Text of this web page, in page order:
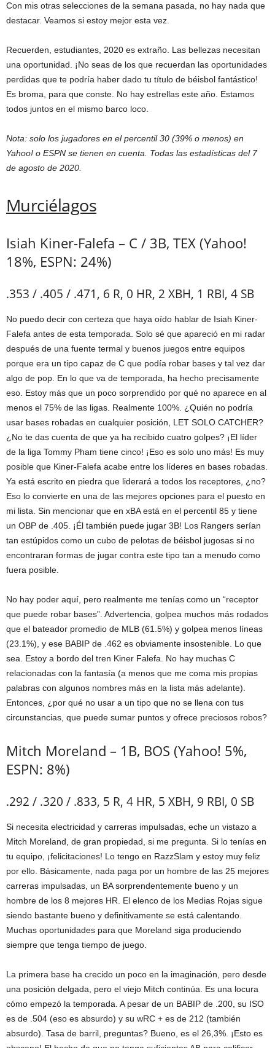
Con mis otras selecciones de la semana pasada, no hay nada que
destacar. Veamos si estoy mejor esta vez.
Recuerden, estudiantes, 2020 es extraño. Las bellezas necesitan
una oportunidad. ¡No seas de los que recuerdan las oportunidades
perdidas que te podría haber dado tu título de béisbol fantástico!
Es broma, para que conste. No hay estrellas este año. Estamos
todos juntos en el mismo barco loco.
Nota: solo los jugadores en el percentil 30 (39% o menos) en
Yahoo! o ESPN se tienen en cuenta. Todas las estadísticas del 7
de agosto de 2020.
Murciélagos
Isiah Kiner-Falefa – C / 3B, TEX (Yahoo!
18%, ESPN: 24%)
.353 / .405 / .471, 6 R, 0 HR, 2 XBH, 1 RBI, 4 SB
No puedo decir con certeza que haya oído hablar de Isiah Kiner-
Falefa antes de esta temporada. Solo sé que apareció en mi radar
después de una fuente termal y buenos juegos entre equipos
porque era un tipo capaz de C que podía robar bases y tal vez dar
algo de pop. En lo que va de temporada, ha hecho precisamente
eso. Estoy más que un poco sorprendido por qué no aparece en al
menos el 75% de las ligas. Realmente 100%. ¿Quién no podría
usar bases robadas en cualquier posición, LET SOLO CATCHER?
¿No te das cuenta de que ya ha recibido cuatro golpes? ¡El líder
de la liga Tommy Pham tiene cinco! ¡Eso es solo uno más! Es muy
posible que Kiner-Falefa acabe entre los líderes en bases robadas.
Ya está escrito en piedra que liderará a todos los receptores, ¿no?
Eso lo convierte en una de las mejores opciones para el puesto en
mi lista. Sin mencionar que en xBA está en el percentil 85 y tiene
un OBP de .405. ¡Él también puede jugar 3B! Los Rangers serían
tan estúpidos como un cubo de pelotas de béisbol jugosas si no
encontraran formas de jugar contra este tipo tan a menudo como
fuera posible.
No hay poder aquí, pero realmente me tenías como un “receptor
que puede robar bases”. Advertencia, golpea muchos más rodados
que el bateador promedio de MLB (61.5%) y golpea menos líneas
(23.1%), y ese BABIP de .462 es obviamente insostenible. Lo que
sea. Estoy a bordo del tren Kiner Falefa. No hay muchas C
relacionadas con la fantasía (a menos que me coma mis propias
palabras con algunos nombres más en la lista más adelante).
Entonces, ¿por qué no usar a un tipo que no se llena con tus
circunstancias, que puede sumar puntos y ofrece preciosos robos?
Mitch Moreland – 1B, BOS (Yahoo! 5%,
ESPN: 8%)
.292 / .320 / .833, 5 R, 4 HR, 5 XBH, 9 RBI, 0 SB
Si necesita electricidad y carreras impulsadas, eche un vistazo a
Mitch Moreland, de gran propiedad, si me pregunta. Si lo tenías en
tu equipo, ¡felicitaciones! Lo tengo en RazzSlam y estoy muy feliz
por ello. Básicamente, nada paga por un hombre de las 25 mejores
carreras impulsadas, un BA sorprendentemente bueno y un
hombre de los 8 mejores HR. El elenco de los Medias Rojas sigue
siendo bastante bueno y definitivamente se está calentando.
Muchas oportunidades para que Moreland siga produciendo
siempre que tenga tiempo de juego.
La primera base ha crecido un poco en la imaginación, pero desde
una posición delgada, pero el viejo Mitch continúa. Es una locura
cómo empezó la temporada. A pesar de un BABIP de .200, su ISO
es de .504 (eso es absurdo) y su wRC + es de 212 (también
absurdo). Tasa de barril, preguntas? Bueno, es el 26,3%. ¡Esto es